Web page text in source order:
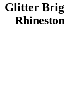
Glitter